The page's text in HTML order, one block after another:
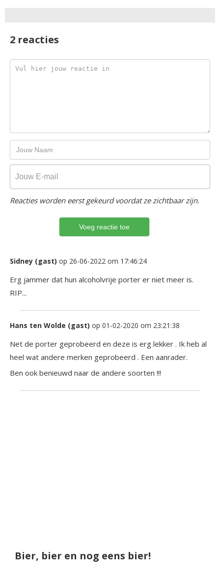
2 reacties
Reacties worden eerst gekeurd voordat ze zichtbaar zijn.
Sidney (gast) op 26-06-2022 om 17:46:24
Erg jammer dat hun alcoholvrije porter er niet meer is.
RIP...
Hans ten Wolde (gast) op 01-02-2020 om 23:21:38
Net de porter geprobeerd en deze is erg lekker . Ik heb al
heel wat andere merken geprobeerd . Een aanrader.
Ben ook benieuwd naar de andere soorten !!!
Bier, bier en nog eens bier!